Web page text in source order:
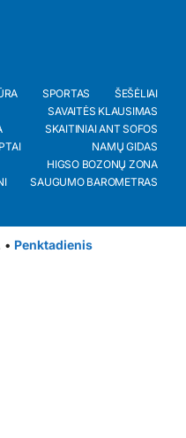
SPORTAS
ŠEŠĖLIAI
SAVAITĖS KLAUSIMAS
SKAITINIAI ANT SOFOS
NAMŲ GIDAS
HIGSO BOZONŲ ZONA
SAUGUMO BAROMETRAS
Penktadienis